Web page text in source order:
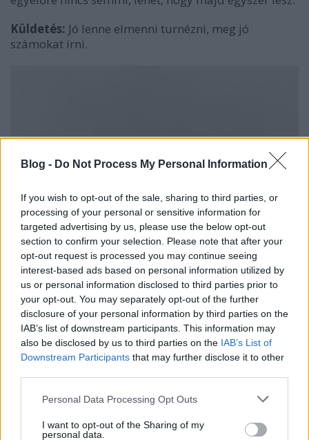
Blog - Do Not Process My Personal Information
If you wish to opt-out of the sale, sharing to third parties, or
processing of your personal or sensitive information for
targeted advertising by us, please use the below opt-out
section to confirm your selection. Please note that after your
opt-out request is processed you may continue seeing
interest-based ads based on personal information utilized by
us or personal information disclosed to third parties prior to
your opt-out. You may separately opt-out of the further
disclosure of your personal information by third parties on the
IAB’s list of downstream participants. This information may
also be disclosed by us to third parties on the IAB’s List of
Downstream Participants that may further disclose it to other
Please note that this website/app uses one or more Google
not limited to your visit or usage behaviour. You may click to
Personal Data Processing Opt Outs
I want to opt-out of the Sharing of my
personal data.
Küldetés: Jó lenne elmenni turnézni, meg jó
számokat írni.
Jövőkép:Szeretnénk venni egy aggregátort és utána
csak erdőkben meg elhagyatott házakban
koncertezni. Az első ilyen Szentendrén lesz majd